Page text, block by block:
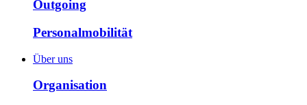
Outgoing
Personalmobilität
Über uns
Organisation